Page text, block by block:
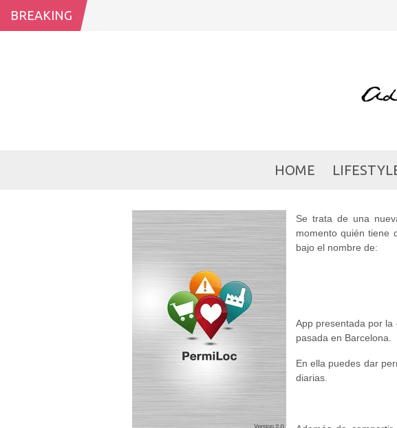
BREAKING
HOME
NUEVA
Se trata de una
momento quién tiene
bajo el nombre de:
App presentada por la
pasada en Barcelona.
En ella puedes dar
diarias.